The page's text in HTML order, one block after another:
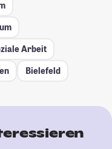
Arbeit
Bielefeld